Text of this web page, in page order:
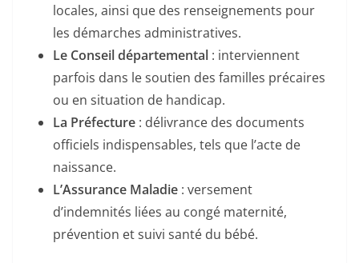
locales, ainsi que des renseignements pour
les démarches administratives.
Le Conseil départemental : interviennent
parfois dans le soutien des familles précaires
ou en situation de handicap.
La Préfecture : délivrance des documents
officiels indispensables, tels que l’acte de
naissance.
L’Assurance Maladie : versement
d’indemnités liées au congé maternité,
prévention et suivi santé du bébé.